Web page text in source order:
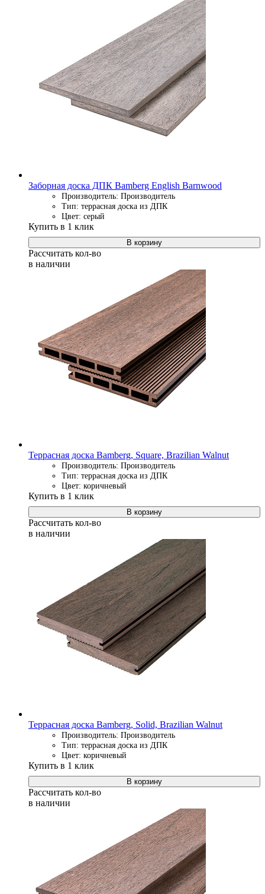
Заборная доска ДПК Bamberg English Barnwood
Производитель: Производитель
Тип: террасная доска из ДПК
Цвет: серый
Купить в 1 клик
В корзину
Рассчитать кол-во
в наличии
Террасная доска Bamberg, Square, Brazilian Walnut
Производитель: Производитель
Тип: террасная доска из ДПК
Цвет: коричневый
Купить в 1 клик
В корзину
Рассчитать кол-во
в наличии
Террасная доска Bamberg, Solid, Brazilian Walnut
Производитель: Производитель
Тип: террасная доска из ДПК
Цвет: коричневый
Купить в 1 клик
В корзину
Рассчитать кол-во
в наличии